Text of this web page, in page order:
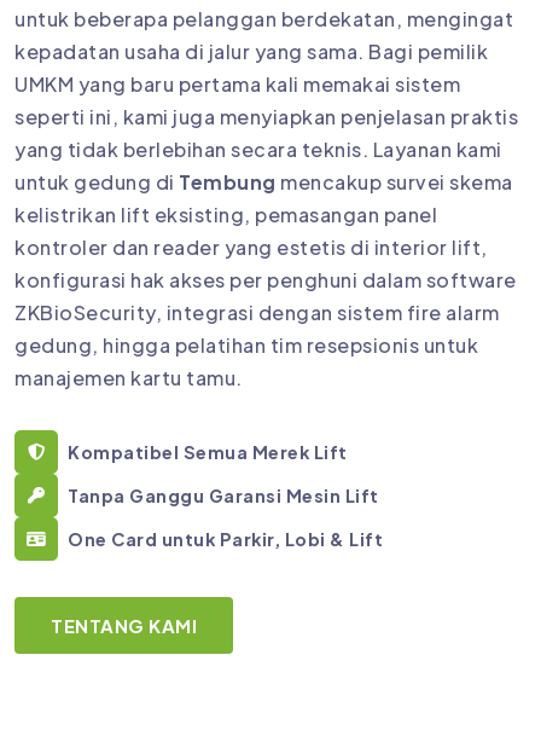
untuk beberapa pelanggan berdekatan, mengingat
kepadatan usaha di jalur yang sama. Bagi pemilik
UMKM yang baru pertama kali memakai sistem
seperti ini, kami juga menyiapkan penjelasan praktis
yang tidak berlebihan secara teknis. Layanan kami
untuk gedung di Tembung mencakup survei skema
kelistrikan lift eksisting, pemasangan panel
kontroler dan reader yang estetis di interior lift,
konfigurasi hak akses per penghuni dalam software
ZKBioSecurity, integrasi dengan sistem fire alarm
gedung, hingga pelatihan tim resepsionis untuk
manajemen kartu tamu.
Kompatibel Semua Merek Lift
Tanpa Ganggu Garansi Mesin Lift
One Card untuk Parkir, Lobi & Lift
TENTANG KAMI